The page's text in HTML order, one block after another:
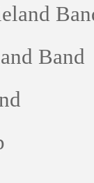
Band